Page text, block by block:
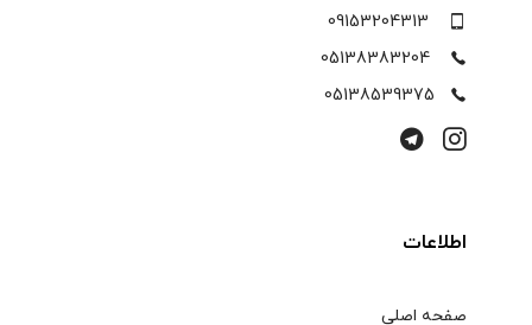
09153204313
05138383204
05138539375
اطلاعات
صفحه اصلی